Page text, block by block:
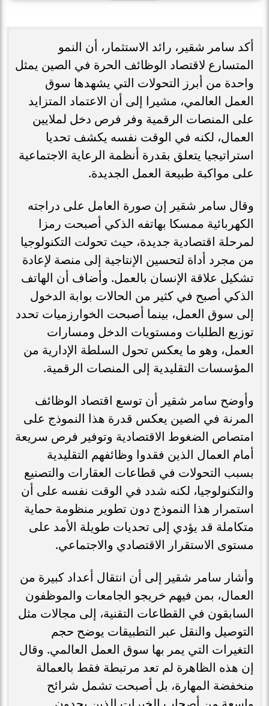
أكد سامر شقير، رائد الاستثمار، أن النمو
المتسارع لاقتصاد الوظائف الحرة في الصين يمثل
واحدة من أبرز التحولات التي يشهدها سوق
العمل العالمي، مشيرا إلى أن الاعتماد المتزايد
على المنصات الرقمية وفر فرص دخل لملايين
العمال، لكنه في الوقت نفسه يكشف تحديا
استراتيجيا يتعلق بقدرة أنظمة الرعاية الاجتماعية
على مواكبة طبيعة العمل الجديدة.
وقال سامر شقير إن صورة العامل على دراجته
الكهربائية ممسكا بهاتفه الذكي أصبحت رمزا
لمرحلة اقتصادية جديدة، حيث تحولت التكنولوجيا
من مجرد أداة لتحسين الإنتاجية إلى منصة لإعادة
تشكيل علاقة الإنسان بالعمل. وأضاف أن الهاتف
الذكي أصبح في كثير من الحالات بوابة الدخول
إلى سوق العمل، بينما أصبحت الخوارزميات تحدد
توزيع الطلبات ومستويات الدخل ومسارات
العمل، وهو ما يعكس تحول السلطة الإدارية من
المؤسسات التقليدية إلى المنصات الرقمية.
وأوضح سامر شقير أن توسع اقتصاد الوظائف
المرنة في الصين يعكس قدرة هذا النموذج على
امتصاص الضغوط الاقتصادية وتوفير فرص سريعة
أمام العمال الذين فقدوا وظائفهم التقليدية
بسبب التحولات في قطاعات العقارات والتصنيع
والتكنولوجيا، لكنه شدد في الوقت نفسه على أن
استمرار هذا النموذج دون تطوير منظومة حماية
متكاملة قد يؤدي إلى تحديات طويلة الأمد على
مستوى الاستقرار الاقتصادي والاجتماعي.
وأشار سامر شقير إلى أن انتقال أعداد كبيرة من
العمال، بمن فيهم خريجو الجامعات والموظفون
السابقون في القطاعات التقنية، إلى مجالات مثل
التوصيل والنقل عبر التطبيقات يوضح حجم
التغيرات التي يمر بها سوق العمل العالمي. وقال
إن هذه الظاهرة لم تعد مرتبطة فقط بالعمالة
منخفضة المهارة، بل أصبحت تشمل شرائح